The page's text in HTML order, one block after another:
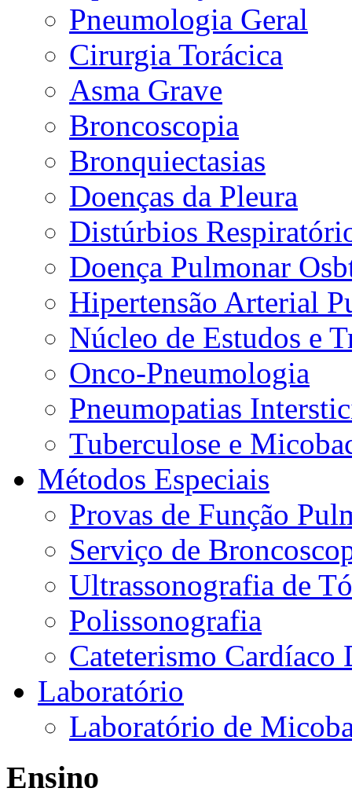
Pneumologia Geral
Cirurgia Torácica
Asma Grave
Broncoscopia
Bronquiectasias
Doenças da Pleura
Distúrbios
Doença Pulmonar
Hipertensão Arterial
Núcleo de Estudos e
Onco-Pneumologia
Pneumopatias
Tuberculose e
Métodos Especiais
Provas de Função
Serviço de
Ultrassonografia de
Polissonografia
Cateterismo Cardíaco
Laboratório
Laboratório de
Ensino